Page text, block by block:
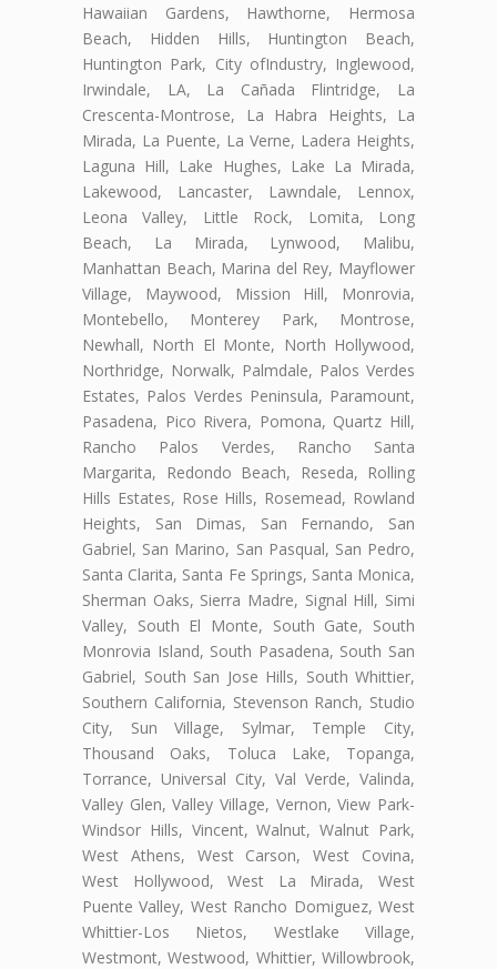
Hawaiian Gardens, Hawthorne, Hermosa
Beach, Hidden Hills, Huntington Beach,
Huntington Park, City ofIndustry, Inglewood,
Irwindale, LA, La Cañada Flintridge, La
Crescenta-Montrose, La Habra Heights, La
Mirada, La Puente, La Verne, Ladera Heights,
Laguna Hill, Lake Hughes, Lake La Mirada,
Lakewood, Lancaster, Lawndale, Lennox,
Leona Valley, Little Rock, Lomita, Long
Beach, La Mirada, Lynwood, Malibu,
Manhattan Beach, Marina del Rey, Mayflower
Village, Maywood, Mission Hill, Monrovia,
Montebello, Monterey Park, Montrose,
Newhall, North El Monte, North Hollywood,
Northridge, Norwalk, Palmdale, Palos Verdes
Estates, Palos Verdes Peninsula, Paramount,
Pasadena, Pico Rivera, Pomona, Quartz Hill,
Rancho Palos Verdes, Rancho Santa
Margarita, Redondo Beach, Reseda, Rolling
Hills Estates, Rose Hills, Rosemead, Rowland
Heights, San Dimas, San Fernando, San
Gabriel, San Marino, San Pasqual, San Pedro,
Santa Clarita, Santa Fe Springs, Santa Monica,
Sherman Oaks, Sierra Madre, Signal Hill, Simi
Valley, South El Monte, South Gate, South
Monrovia Island, South Pasadena, South San
Gabriel, South San Jose Hills, South Whittier,
Southern California, Stevenson Ranch, Studio
City, Sun Village, Sylmar, Temple City,
Thousand Oaks, Toluca Lake, Topanga,
Torrance, Universal City, Val Verde, Valinda,
Valley Glen, Valley Village, Vernon, View Park-
Windsor Hills, Vincent, Walnut, Walnut Park,
West Athens, West Carson, West Covina,
West Hollywood, West La Mirada, West
Puente Valley, West Rancho Domiguez, West
Whittier-Los Nietos, Westlake Village,
Westmont, Westwood, Whittier, Willowbrook,